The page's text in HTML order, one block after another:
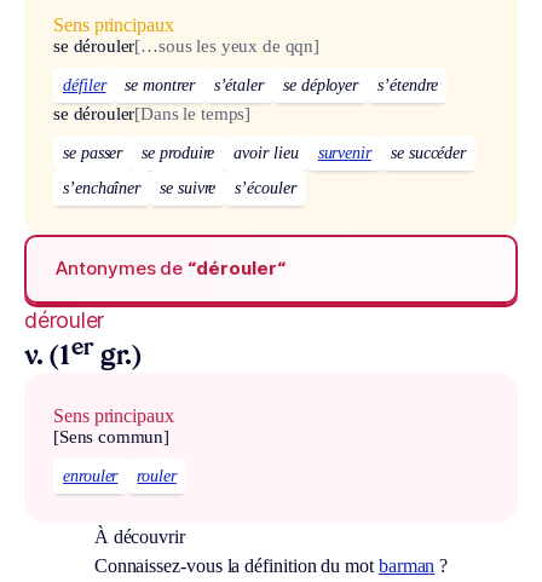
Sens principaux
se dérouler[…sous les yeux de qqn]
défiler se montrer s’étaler se déployer s’étendre
se dérouler[Dans le temps]
se passer se produire avoir lieu survenir
se succéder
s’enchaîner
se suivre s’écouler
Antonymes de “dérouler“
dérouler
v. (1er gr.)
Sens principaux
[Sens commun]
enrouler rouler
À découvrir
Connaissez-vous la définition du mot barman ?